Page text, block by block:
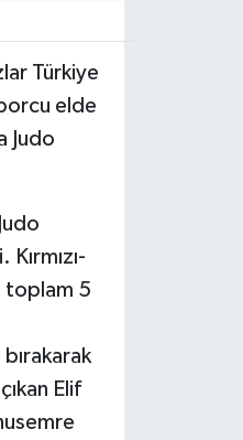
Türkiye
elde
Judo
toplam 5
Elif